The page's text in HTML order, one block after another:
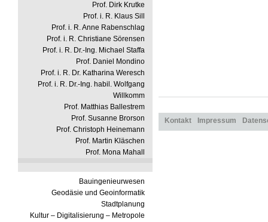
Prof. Dirk Krutke
Prof. i. R. Klaus Sill
Prof. i. R. Anne Rabenschlag
Prof. i. R. Christiane Sörensen
Prof. i. R. Dr.-Ing. Michael Staffa
Prof. Daniel Mondino
Prof. i. R. Dr. Katharina Weresch
Prof. i. R. Dr.-Ing. habil. Wolfgang
Willkomm
Prof. Matthias Ballestrem
Prof. Susanne Brorson
Prof. Christoph Heinemann
Prof. Martin Kläschen
Prof. Mona Mahall
Bauingenieurwesen
Geodäsie und Geoinformatik
Stadtplanung
Kultur – Digitalisierung – Metropole
Kontakt Impressum